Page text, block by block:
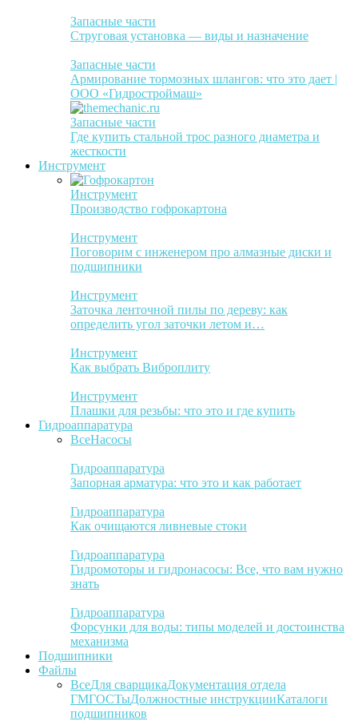
Запасные части
Струговая установка — виды и назначение
Запасные части
Армирование тормозных шлангов: что это дает |
ООО «Гидростроймаш»
Запасные части
Где купить стальной трос разного диаметра и
жесткости
Инструмент
Инструмент
Производство гофрокартона
Инструмент
Поговорим с инженером про алмазные диски и
подшипники
Инструмент
Заточка ленточной пилы по дереву: как
определить угол заточки летом и…
Инструмент
Как выбрать Виброплиту
Инструмент
Плашки для резьбы: что это и где купить
Гидроаппаратура
ВсеНасосы
Гидроаппаратура
Запорная арматура: что это и как работает
Гидроаппаратура
Как очищаются ливневые стоки
Гидроаппаратура
Гидромоторы и гидронасосы: Все, что вам нужно
знать
Гидроаппаратура
Форсунки для воды: типы моделей и достоинства
механизма
Подшипники
Файлы
ВсеДля сварщикаДокументация отдела
ГМГОСТыДолжностные инструкцииКаталоги
подшипников